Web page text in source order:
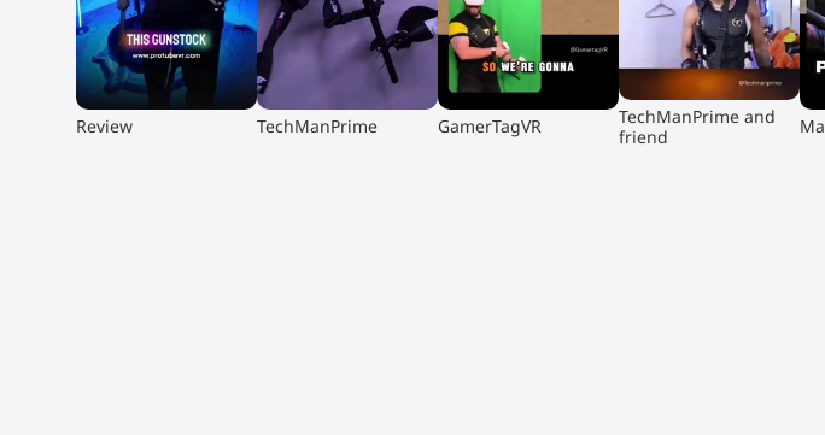
▶
Review ▶
TechManPrime ▶
GamerTagVR ▶
TechManPrime and
friend